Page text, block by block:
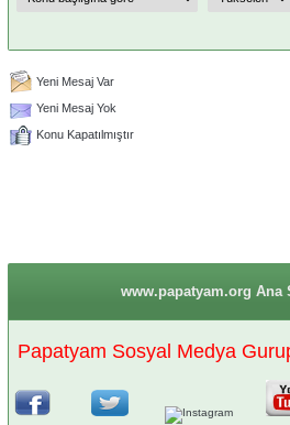
Yeni Mesaj Var
Yeni Mesaj Yok
Konu Kapatılmıştır
www.papatyam.org Ana
Papatyam Sosyal Medya